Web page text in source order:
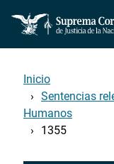
Inicio
Sentencias
Humanos
1355